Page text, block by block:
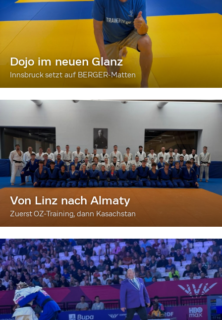
Dojo im neuen Glanz
Innsbruck setzt auf BERGER-Matten
Von Linz nach Almaty
Zuerst OZ-Training, dann Kasachstan